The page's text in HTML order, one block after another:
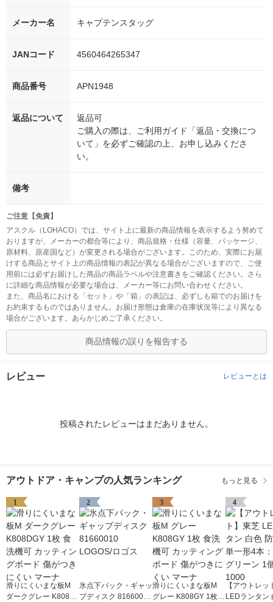
メーカー名 キャプテンスタッグ
JANコード 4560464265347
商品番号 APN1948
返品について
返品可
ご購入の際は、ご利用ガイド「返品・交換につ
いて」を必ずご確認の上、お申し込みくださ
い。
備考
ご注意【免責】
アスクル（LOHACO）では、サイト上に最新の商品情報を表示するよう努めて
おりますが、メーカーの都合等により、商品規格・仕様（容量、パッケージ、
原材料、原産国など）が変更される場合がございます。このため、実際にお届
けする商品とサイト上の商品情報の表記が異なる場合がございますので、ご使
用前には必ずお届けした商品の商品ラベルや注意書きをご確認ください。さら
に詳細な商品情報が必要な場合は、メーカー等にお問い合わせください。
また、商品名における「セット」や「箱」の表記は、必ずしも箱でのお届けを
お約束するものではありません。お届け形態は倉庫の在庫状況等により異なる
場合がございます。あらかじめご了承ください。
商品情報の誤りを報告する
レビュー レビューとは
投稿されたレビューはまだありません。
アウトドア・キャンプの人気ランキング もっと見る
1
滑りにくいまな板M
ダークグレー K808D
2
氷点下パック・ギャッ
プディスク 81660010
3
滑りにくいまな板M
グレー K808GY 1枚
4
【アウトレッ
LEDランタン